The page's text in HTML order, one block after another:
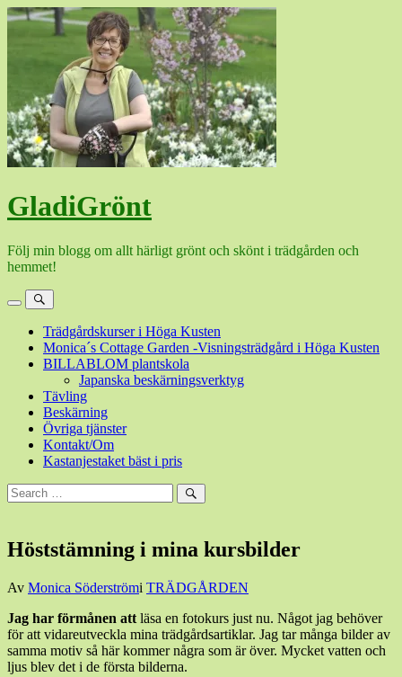
Hoppa
GladiGrönt
Följ min blogg om allt härligt grönt och skönt i trädgården och
hemmet!
MenySök
Trädgårdskurser i Höga Kusten
Monica´s Cottage Garden -Visningsträdgård i Höga Kusten
BILLABLOM plantskola
Japanska beskärningsverktyg
Tävling
Beskärning
Övriga tjänster
Kontakt/Om
Kastanjestaket bäst i pris
Sök
efter:
Sök
Höststämning i mina kursbilder
Den
november,
20163
november,
2016
Av Monica Söderströmi TRÄDGÅRDEN
Jag har förmånen att läsa en fotokurs just nu. Något jag behöver
för att vidareutveckla mina trädgårdsartiklar. Jag tar många bilder av
samma motiv så här kommer några som är över. Mycket vatten och
ljus blev det i de första bilderna.